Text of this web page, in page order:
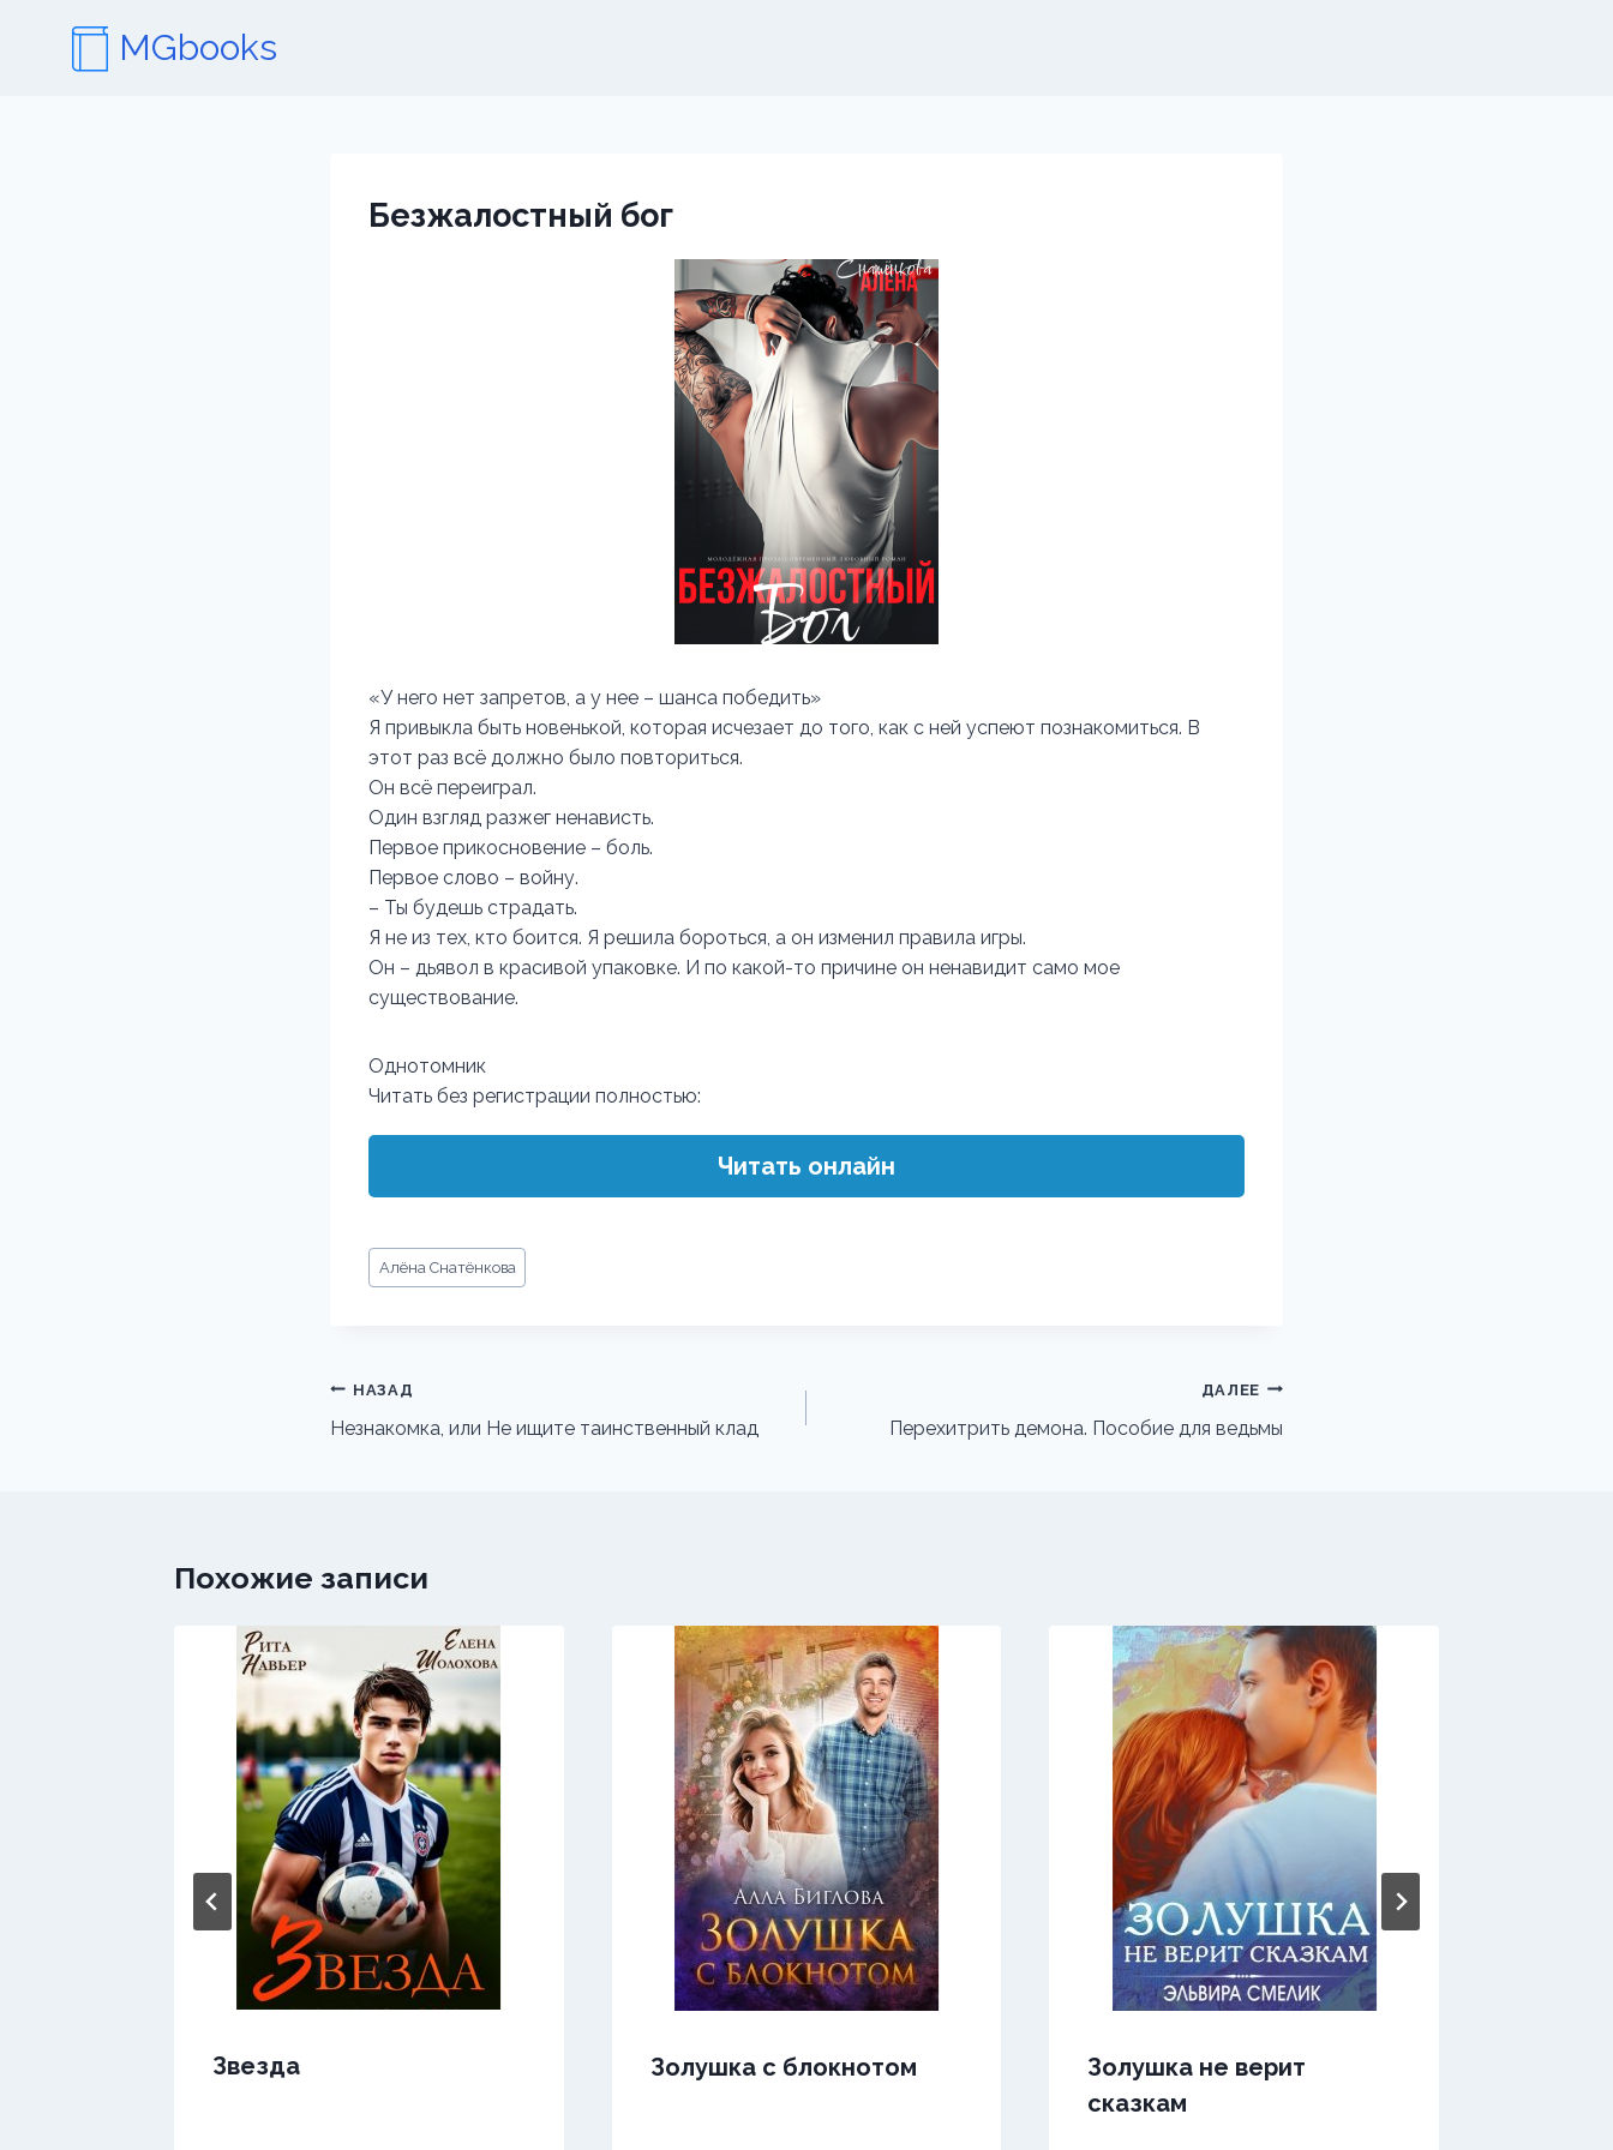
содержимому
MGbooks
Безжалостный бог
«У него нет запретов, а у нее – шанса победить»
Я привыкла быть новенькой, которая исчезает до того, как с ней успеют познакомиться. В
этот раз всё должно было повториться.
Он всё переиграл.
Один взгляд разжег ненависть.
Первое прикосновение – боль.
Первое слово – войну.
– Ты будешь страдать.
Я не из тех, кто боится. Я решила бороться, а он изменил правила игры.
Он – дьявол в красивой упаковке. И по какой-то причине он ненавидит само мое
существование.
Однотомник
Читать без регистрации полностью:
Читать онлайн
Метки
записи:
Алёна Снатёнкова
Навигация
по
НАЗАД
Незнакомка, или Не ищите таинственный клад
ДАЛЕЕ
Перехитрить демона. Пособие для ведьмы
Похожие записи
Звезда Золушка с блокнотом
Золушка не верит
сказкам